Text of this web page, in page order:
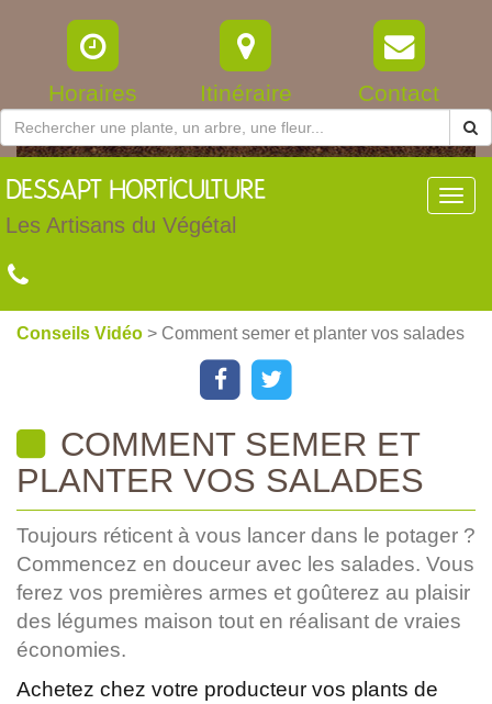
Horaires Itinéraire Contact
DESSAPT HORTICULTURE
Les Artisans du Végétal
Conseils Vidéo > Comment semer et planter vos salades
COMMENT SEMER ET
PLANTER VOS SALADES
Toujours réticent à vous lancer dans le potager ?
Commencez en douceur avec les salades. Vous
ferez vos premières armes et goûterez au plaisir
des légumes maison tout en réalisant de vraies
économies.
Achetez chez votre producteur vos plants de